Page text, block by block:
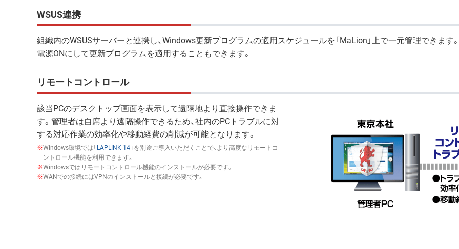
WSUS連携
組織内のWSUSサーバーと連携し、Windows更新プログラムの適用スケジュールを「MaLion」上で一元管理できます。
電源ONにして更新プログラムを適用することもできます。
リモートコントロール
該当PCのデスクトップ画面を表示して遠隔地より直接操作できま
す。管理者は自席より遠隔操作できるため、社内のPCトラブルに対
する対応作業の効率化や移動経費の削減が可能となります。
※Windows環境では「LAPLINK 14」を別途ご導入いただくことで、より高度なリモートコ
ントロール機能を利用できます。
※Windowsではリモートコントロール機能のインストールが必要です。
※WANでの接続にはVPNのインストールと接続が必要です。